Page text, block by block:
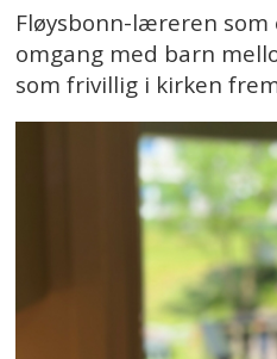
Fløysbonn-læreren
omgang med barn
som frivillig i kirken